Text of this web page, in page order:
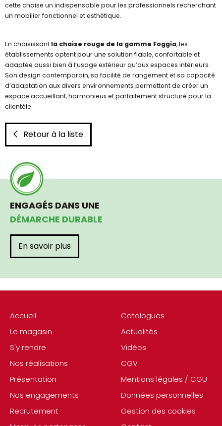
cette chaise un indispensable pour les professionnels recherchant
un mobilier fonctionnel et esthétique.
En choisissant la chaise rouge de la gamme Foggia, les
établissements optent pour une solution fiable, confortable et
adaptée aussi bien à l’usage extérieur qu’aux espaces intérieurs.
Son design contemporain, sa facilité de rangement et sa capacité
d’adaptation aux divers environnements permettent de créer un
espace accueillant, harmonieux et parfaitement structuré pour la
clientèle.
Retour à la liste
Accueil
Le magasin
S'y rendre
Nos réalisations
Présentation
Nos engagements
Recrutement
Catalogues
Actualités
Vidéos
CGV
Mentions légales / CGU
Données personnelles
Gestion des cookies
ENGAGÉS DANS UNE
DÉMARCHE DURABLE
En savoir plus